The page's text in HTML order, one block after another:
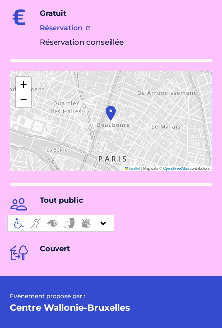
Gratuit
Réservation
Réservation conseillée
+
−
Leaflet|Map data ©OpenStreetMapcontributors
Tout public
Couvert
Évènement proposé par :
Centre Wallonie-Bruxelles